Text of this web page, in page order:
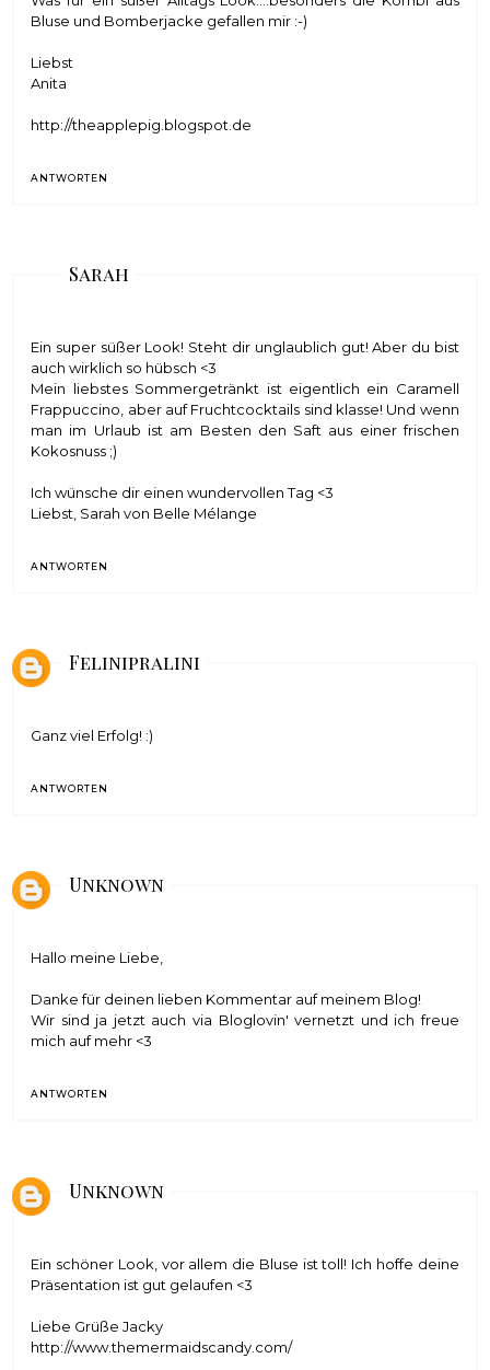
Bluse und Bomberjacke gefallen mir :-)
Liebst
Anita
http://theapplepig.blogspot.de
ANTWORTEN
Sarah
Ein super süßer Look! Steht dir unglaublich gut! Aber du bist
auch wirklich so hübsch <3
Mein liebstes Sommergetränkt ist eigentlich ein Caramell
Frappuccino, aber auf Fruchtcocktails sind klasse! Und wenn
man im Urlaub ist am Besten den Saft aus einer frischen
Kokosnuss ;)
Ich wünsche dir einen wundervollen Tag <3
Liebst, Sarah von Belle Mélange
ANTWORTEN
Felinipralini
Ganz viel Erfolg! :)
ANTWORTEN
Unknown
Hallo meine Liebe,
Danke für deinen lieben Kommentar auf meinem Blog!
Wir sind ja jetzt auch via Bloglovin' vernetzt und ich freue
mich auf mehr <3
ANTWORTEN
Unknown
Ein schöner Look, vor allem die Bluse ist toll! Ich hoffe deine
Präsentation ist gut gelaufen <3
Liebe Grüße Jacky
http://www.themermaidscandy.com/